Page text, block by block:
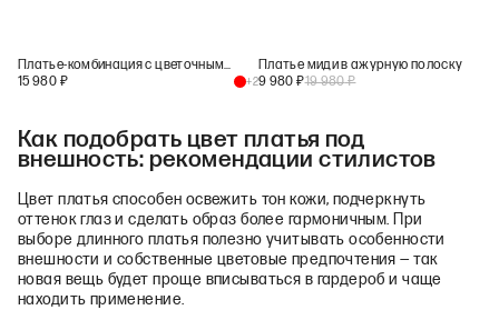
Платье-комбинация с цветочным принтом
15 980 ₽ +2
Платье миди в ажурную полоску
9 980 ₽19 980₽
Как подобрать цвет платья под
внешность: рекомендации стилистов
Цвет платья способен освежить тон кожи, подчеркнуть
оттенок глаз и сделать образ более гармоничным. При
выборе длинного платья полезно учитывать особенности
внешности и собственные цветовые предпочтения — так
новая вещь будет проще вписываться в гардероб и чаще
находить применение.